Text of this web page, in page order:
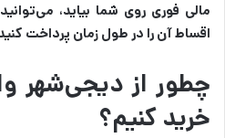
مالی فوری روی شما بیاید،
اقساط آن را در طول زمان پرداخت
چطور از دیجی‌شهر
خرید کنیم؟